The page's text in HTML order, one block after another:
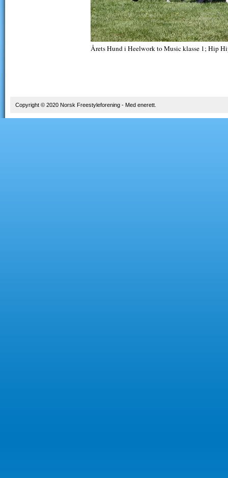
Årets Hund i Heelwork to Music klasse 1; Hip
Copyright © 2020 Norsk Freestyleforening - Med enerett.